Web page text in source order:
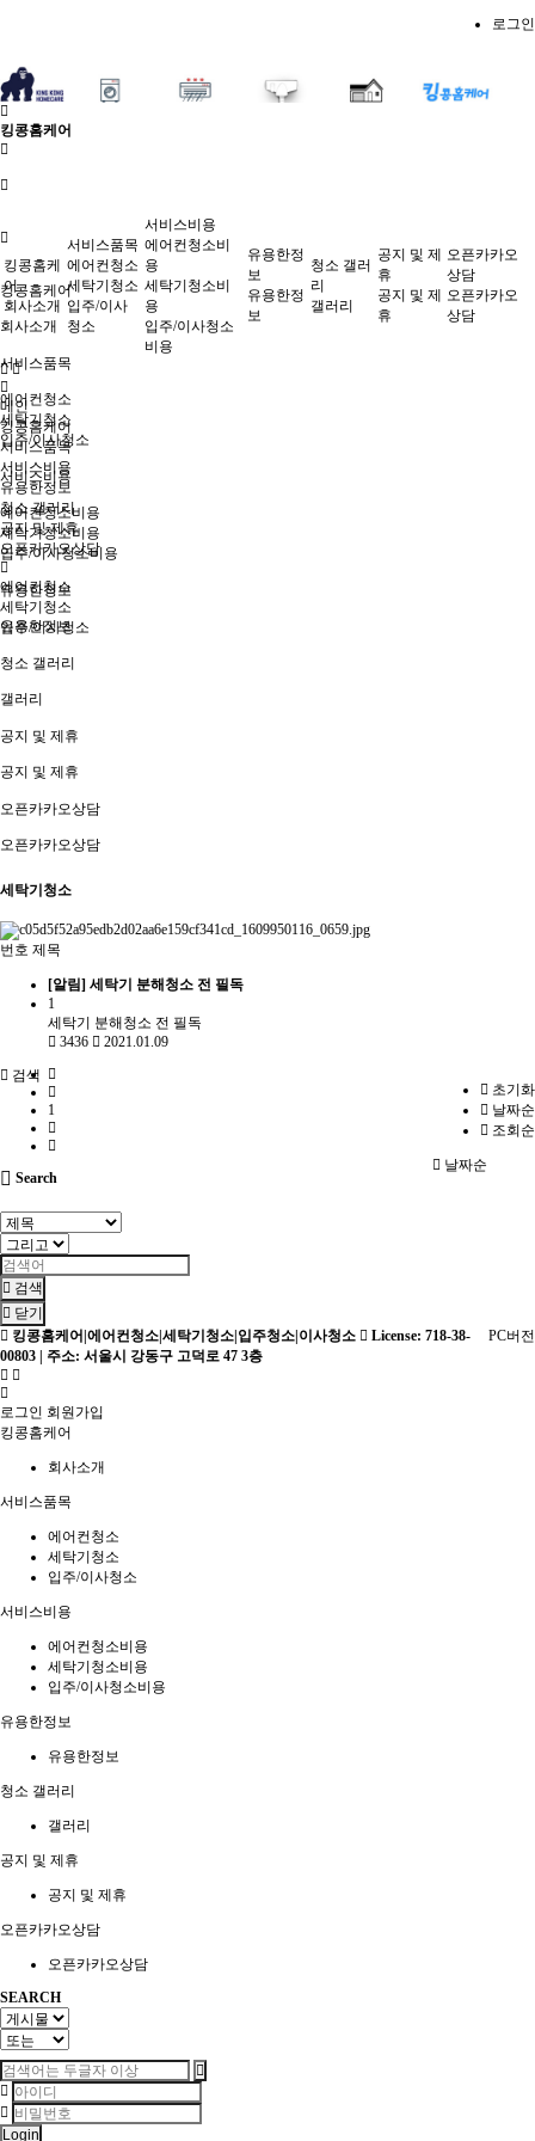
로그인
킹콩홈케어
킹콩홈케어
회사소개
서비스품목
에어컨청소
세탁기청소
입주/이사청소
서비스비용
에어컨청소비용
세탁기청소비용
입주/이사청소비용
유용한정보
유용한정보
청소 갤러리
갤러리
공지 및 제휴
공지 및 제휴
오픈카카오상담
오픈카카오상담
킹콩홈케
어
회사소개
서비스품목
에어컨청소
세탁기청소
입주/이사
청소
서비스비용
에어컨청소비
용
세탁기청소비
용
입주/이사청소
비용
유용한정
보
유용한정
보
청소 갤러
리
갤러리
공지 및 제
휴
공지 및 제
휴
오픈카카오
상담
오픈카카오
상담
메인
킹콩홈케어
서비스품목
서비스비용
유용한정보
청소 갤러리
공지 및 제휴
오픈카카오상담
에어컨청소
세탁기청소
입주/이사청소
세탁기청소
번호 제목
[알림] 세탁기 분해청소 전 필독
1
세탁기 분해청소 전 필독
3436
2021.01.09
초기화
날짜순
조회순
날짜순
검색
1
Search
검색
닫기
PC버전
킹콩홈케어|에어컨청소|세탁기청소|입주청소|이사청소
License: 718-38-
00803 | 주소: 서울시 강동구 고덕로 47 3층
로그인 회원가입
킹콩홈케어
회사소개
서비스품목
에어컨청소
세탁기청소
입주/이사청소
서비스비용
에어컨청소비용
세탁기청소비용
입주/이사청소비용
유용한정보
유용한정보
청소 갤러리
갤러리
공지 및 제휴
공지 및 제휴
오픈카카오상담
오픈카카오상담
SEARCH
Login